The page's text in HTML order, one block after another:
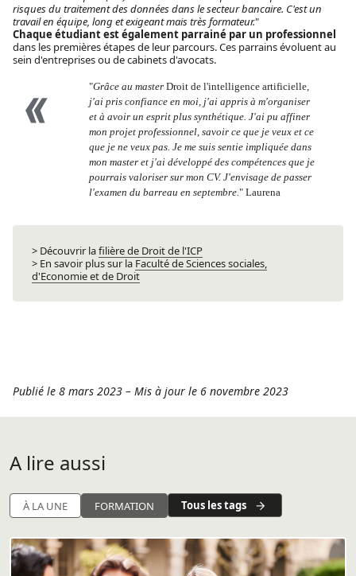
risques du traitement des données dans le secteur bancaire. C'est un
travail en équipe, long et exigeant mais très formateur."
Chaque étudiant est également parrainé par un professionnel
dans les premières étapes de leur parcours. Ces parrains évoluent au
sein d'entreprises ou de cabinets d'avocats.
"Grâce au master Droit de l'intelligence artificielle,
j'ai pris confiance en moi, j'ai appris à m'organiser
et à avoir un esprit plus synthétique. J'ai pu affiner
mon projet professionnel, savoir ce que je veux et ce
que je ne veux pas. Je me suis sentie impliquée dans
mon master et j'ai développé des compétences que je
pourrais valoriser sur mon CV. J'envisage de passer
l'examen du barreau en septembre." Laurena
> Découvrir lafilière de Droit de l'ICP
> En savoir plus sur la Faculté de Sciences sociales,
d'Economie et de Droit
Publié le 8 mars 2023 – Mis à jour le 6 novembre 2023
A lire aussi
À LA UNE FORMATION Tous les tags